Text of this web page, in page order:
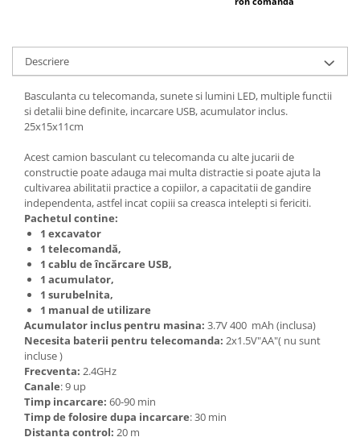
Descriere
Basculanta cu telecomanda, sunete si lumini LED, multiple functii
si detalii bine definite, incarcare USB, acumulator inclus.
25x15x11cm
Acest camion basculant cu telecomanda cu alte jucarii de
constructie poate adauga mai multa distractie si poate ajuta la
cultivarea abilitatii practice a copiilor, a capacitatii de gandire
independenta, astfel incat copiii sa creasca intelepti si fericiti.
Pachetul contine:
1 excavator
1 telecomandă,
1 cablu de încărcare USB,
1 acumulator,
1 surubelnita,
1 manual de utilizare
Acumulator inclus pentru masina: 3.7V 400 mAh (inclusa)
Necesita baterii pentru telecomanda: 2x1.5V"AA"( nu sunt
incluse )
Frecventa: 2.4GHz
Canale: 9 up
Timp incarcare: 60-90 min
Timp de folosire dupa incarcare: 30 min
Distanta control: 20 m